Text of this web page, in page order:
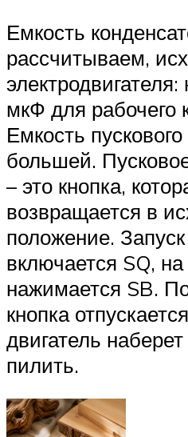
Емкость
рассчитываем,
мкФ для рабочего
Емкость
большей.
– это кнопка,
возвращается в
положение.
включается SQ,
нажимается SB.
кнопка
двигатель
пилить.